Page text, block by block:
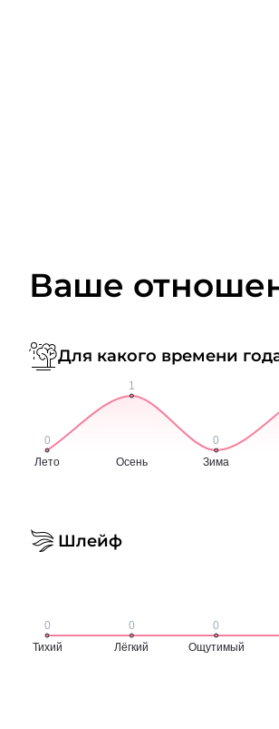
Ваше
Для какого времени
Шлейф